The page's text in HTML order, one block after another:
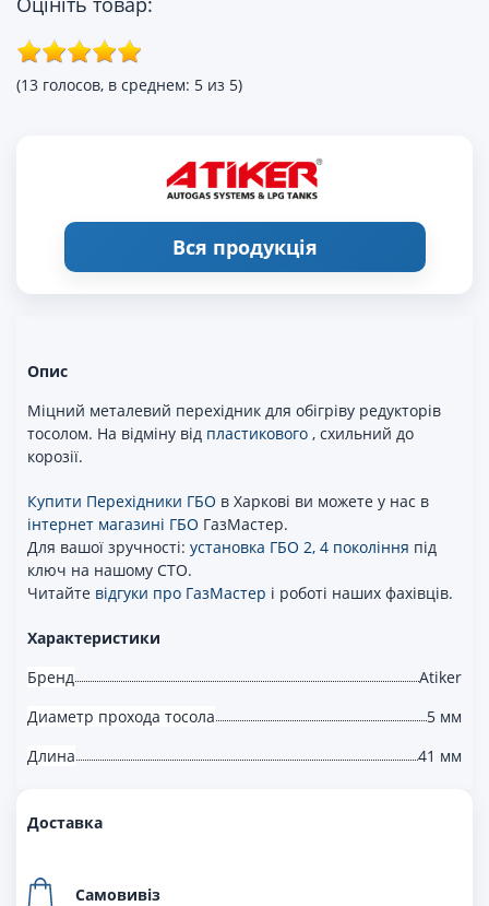
(13 голосов, в среднем: 5 из 5)
Вся продукція
Опис
Міцний металевий перехідник для обігріву редукторів
тосолом. На відміну від пластикового , схильний до
корозії.
Купити Перехідники ГБО в Харкові ви можете у нас в
інтернет магазині ГБО ГазМастер.
Для вашої зручності: установка ГБО 2, 4 покоління під
ключ на нашому СТО.
Читайте відгуки про ГазМастер і роботі наших фахівців.
Характеристики
Бренд
Atiker
Диаметр прохода тосола
5 мм
Длина
41 мм
Доставка
Самовивіз